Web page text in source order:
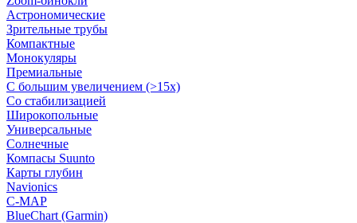
Астрономические
Зрительные трубы
Компактные
Монокуляры
Премиальные
С большим увеличением (>15x)
Со стабилизацией
Широкопольные
Универсальные
Солнечные
Компасы Suunto
Карты глубин
Navionics
C-MAP
BlueChart (Garmin)